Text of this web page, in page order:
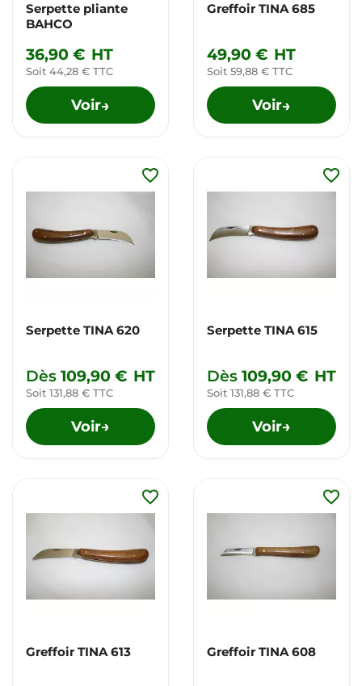
Serpette pliante
BAHCO
36,90 € HT
Soit 44,28 € TTC
Voir→
Greffoir TINA 685
49,90 € HT
Soit 59,88 € TTC
Voir→
Serpette TINA 620
Dès 109,90 € HT
Soit 131,88 € TTC
Voir→
favorite_border
Serpette TINA 615
Dès 109,90 € HT
Soit 131,88 € TTC
Voir→
favorite_border
Greffoir TINA 613
favorite_border
Greffoir TINA 608
favorite_border